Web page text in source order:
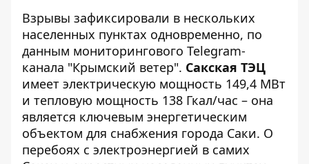
Взрывы зафиксировали в нескольких
населенных пунктах одновременно, по
данным мониторингового Telegram-
канала "Крымский ветер". Сакская ТЭЦ
имеет электрическую мощность 149,4 МВт
и тепловую мощность 138 Гкал/час – она
является ключевым энергетическим
объектом для снабжения города Саки. О
перебоях с электроэнергией в самих